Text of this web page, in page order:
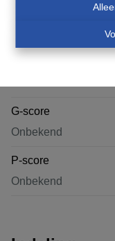
Afgebakend
G-score
Onbekend
P-score
Onbekend